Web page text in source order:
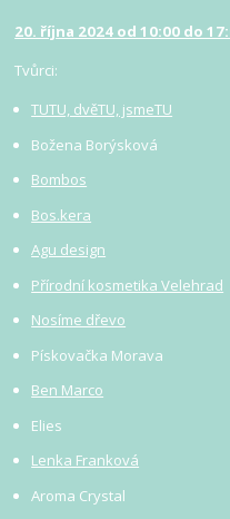
20. října 2024 od 10:00 do
Tvůrci:
TUTU, dvěTU, jsmeTU
Božena Borýsková
Bombos
Bos.kera
Agu design
Přírodní kosmetika Velehrad
Nosíme dřevo
Pískovačka Morava
Ben Marco
Elies
Lenka Franková
Aroma Crystal